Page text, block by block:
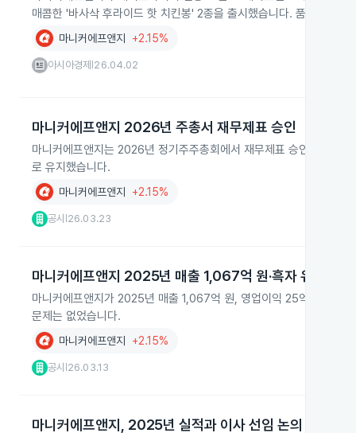
매콤한 '바사삭 후라이드 핫 치킨봉' 2종을 출시했습니다. 품질 개선
마니커에프앤지 +2.15%
아시아경제 26.04.02
마니커에프앤지 2026년 주총서 재무제표 승인
마니커에프앤지는 2026년 정기주주총회에서 재무제표 승인과 김민
로 유지했습니다.
마니커에프앤지 +2.15%
공시 26.03.23
마니커에프앤지 2025년 매출 1,067억 원·흑자 유지
마니커에프앤지가 2025년 매출 1,067억 원, 영업이익 25억 원, 당
문제는 없었습니다.
마니커에프앤지 +2.15%
공시 26.03.13
마니커에프앤지, 2025년 실적과 이사 선임 논의